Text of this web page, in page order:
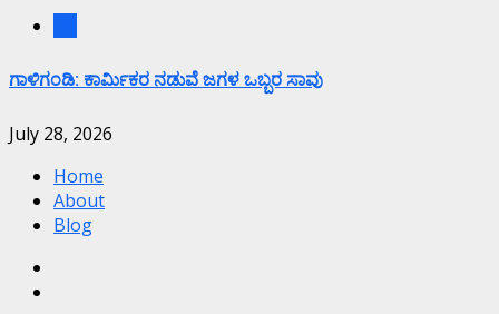
ಗಾಳಿಗಂಡಿ: ಕಾರ್ಮಿಕರ ನಡುವೆ ಜಗಳ ಒಬ್ಬರ ಸಾವು
July 28, 2026
Home
About
Blog